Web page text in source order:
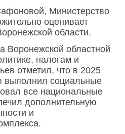
Министерство
оценивает
области.
Воронежской областной
налогам и
отметил, что в 2025
выполнил социальные
все национальные
дополнительную
и